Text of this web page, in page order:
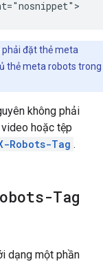
đặt thẻ meta
thẻ meta robots trong
không phải
hoặc tệp
Robots-Tag .
Tag
dạng một phần